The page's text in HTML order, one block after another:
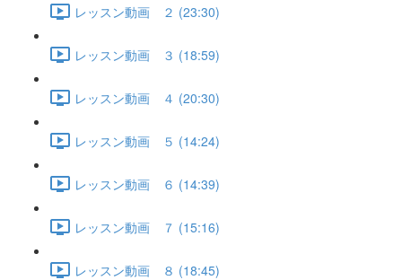
レッスン動画 ２ (23:30)
レッスン動画 ３ (18:59)
レッスン動画 ４ (20:30)
レッスン動画 ５ (14:24)
レッスン動画 ６ (14:39)
レッスン動画 ７ (15:16)
レッスン動画 ８ (18:45)